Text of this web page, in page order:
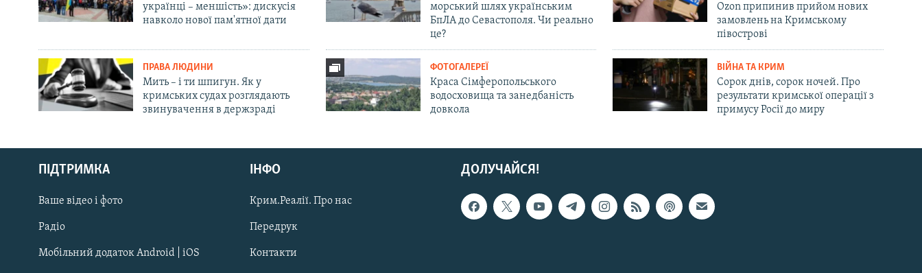
Русский
Qırımtatar
ДОЛУЧАЙСЯ!
українці – меншість»: дискусія
навколо нової пам'ятної дати
морський шлях українським
БпЛА до Севастополя. Чи реально
це?
Ozon припинив прийом нових
замовлень на Кримському
півострові
ПРАВА ЛЮДИНИ
Мить – і ти шпигун. Як у
кримських судах розглядають
звинувачення в держзраді
ФОТОГАЛЕРЕЇ
Краса Сімферопольського
водосховища та занедбаність
довкола
ВІЙНА ТА КРИМ
Сорок днів, сорок ночей. Про
результати кримської операції з
примусу Росії до миру
ДОЛУЧАЙСЯ!
ПІДТРИМКА
Ваше відео і фото
Радіо
Мобільний додаток Android | iOS
ІНФО
Крим.Реалії. Про нас
Передрук
Контакти